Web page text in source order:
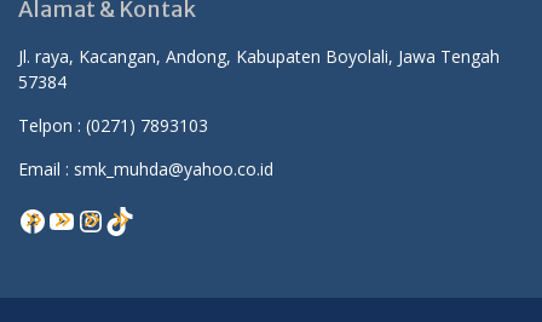
Alamat & Kontak
Jl. raya, Kacangan, Andong, Kabupaten Boyolali, Jawa Tengah
57384
Telpon : (0271) 7893103
Email : smk_muhda@yahoo.co.id
Facebook
YouTube
Instagram
TikTok